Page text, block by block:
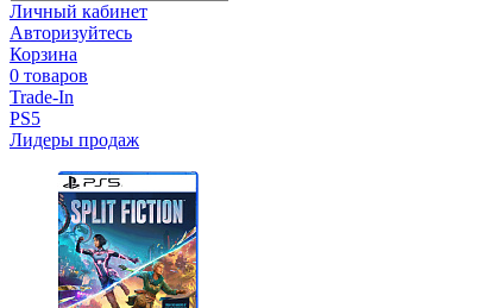
Личный кабинет
Авторизуйтесь
Корзина
0 товаров
Trade-In
PS5
Лидеры продаж